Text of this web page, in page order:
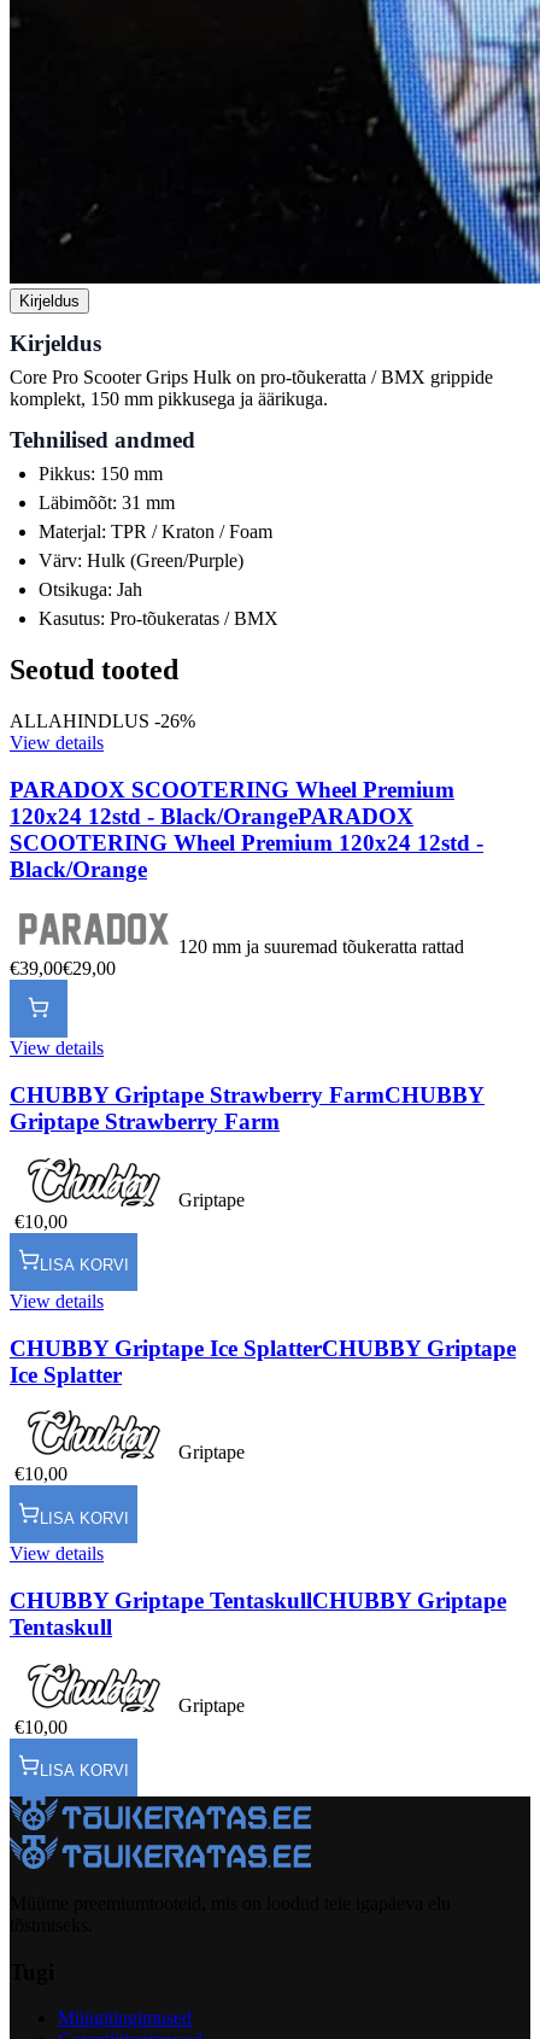
Kirjeldus
Kirjeldus
Core Pro Scooter Grips Hulk on pro-tõukeratta / BMX grippide
komplekt, 150 mm pikkusega ja äärikuga.
Tehnilised andmed
Pikkus: 150 mm
Läbimõõt: 31 mm
Materjal: TPR / Kraton / Foam
Värv: Hulk (Green/Purple)
Otsikuga: Jah
Kasutus: Pro-tõukeratas / BMX
Seotud tooted
ALLAHINDLUS -26%
View details
PARADOX SCOOTERING Wheel Premium
120x24 12std - Black/OrangePARADOX
SCOOTERING Wheel Premium 120x24 12std -
Black/Orange
120 mm ja suuremad tõukeratta rattad
€39,00€29,00
View details
CHUBBY Griptape Strawberry FarmCHUBBY
Griptape Strawberry Farm
Griptape
€10,00
LISA KORVI
View details
CHUBBY Griptape Ice SplatterCHUBBY Griptape
Ice Splatter
Griptape
€10,00
LISA KORVI
View details
CHUBBY Griptape TentaskullCHUBBY Griptape
Tentaskull
Griptape
€10,00
LISA KORVI
Müügitingimused